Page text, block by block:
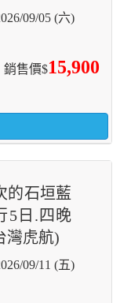
09/05 (六)
銷售價$15,900
的石垣藍
5日.四晚
灣虎航)
09/11 (五)